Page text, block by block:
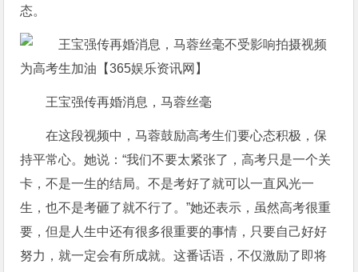
态。
王宝强传再婚消息，马蓉丝毫
在这段视频中，马蓉鼓励高考生们要心态积极，保
持平常心。她说：“我们不要太紧张了，高考只是一个关
卡，不是一生的结局。不是考好了就可以一直风光一
生，也不是考砸了就不行了。”她还表示，虽然高考很重
要，但是人生中还有很多很重要的事情，只要自己好好
努力，就一定会有所成就。这番话语，不仅激励了即将